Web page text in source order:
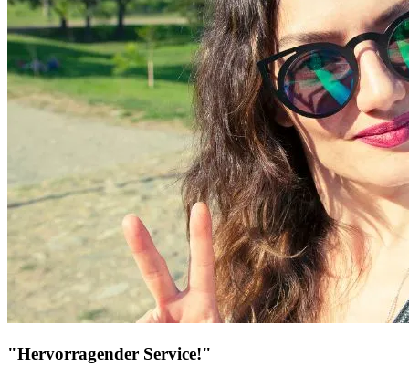
"Hervorragender Service!"